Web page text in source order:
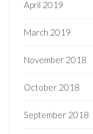
April 2019
March 2019
November 2018
October 2018
September 2018